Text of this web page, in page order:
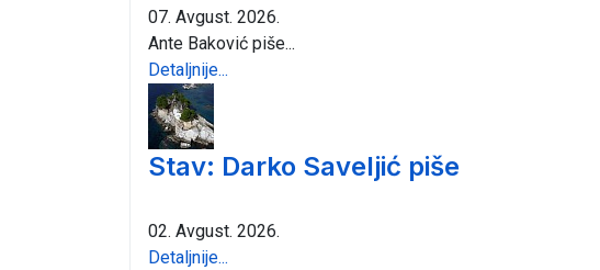
07. Avgust. 2026.
Ante Baković piše...
Detaljnije...
Stav: Darko Saveljić piše
02. Avgust. 2026.
Detaljnije...